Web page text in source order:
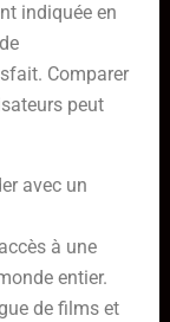
indiquée en
Comparer
peut
avec un
à une
entier.
de films et